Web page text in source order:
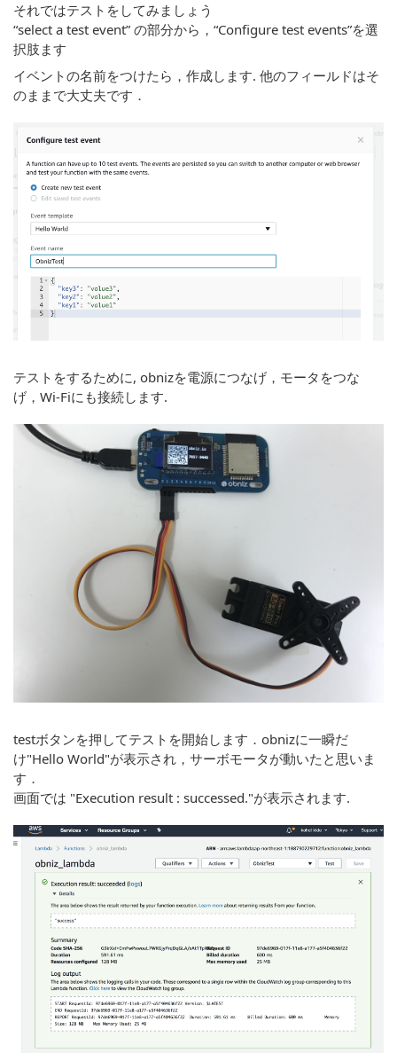
それではテストをしてみましょう
“select a test event” の部分から，“Configure test events”を選
択肢ます
イベントの名前をつけたら，作成します. 他のフィールドはそ
のままで大丈夫です．
テストをするために, obnizを電源につなげ，モータをつな
げ，Wi-Fiにも接続します.
testボタンを押してテストを開始します．obnizに一瞬だ
け"Hello World"が表示され，サーボモータが動いたと思いま
す．
画面では "Execution result : successed."が表示されます.